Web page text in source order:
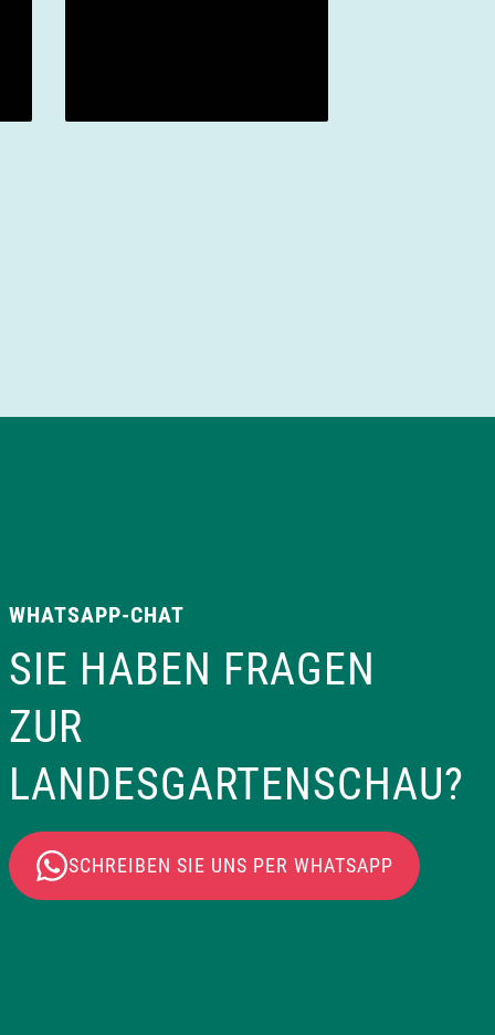
WHATSAPP-CHAT
SIE HABEN FRAGEN
ZUR
LANDESGARTENSCHAU?
SCHREIBEN SIE UNS PER WHATSAPP